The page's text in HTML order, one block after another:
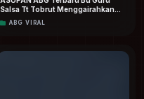
Salsa Tt Tobrut Menggairahkan
Special Dood Hd
ABG VIRAL